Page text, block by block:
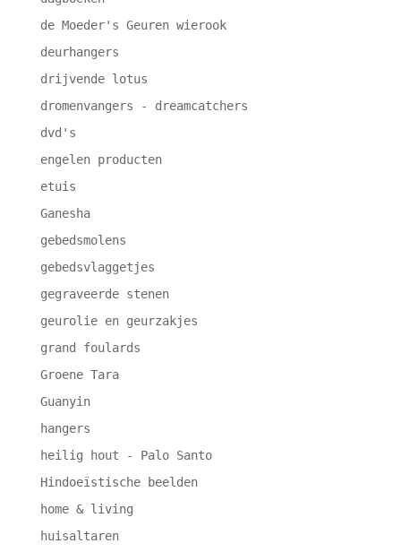
de Moeder's Geuren wierook
deurhangers
drijvende lotus
dromenvangers - dreamcatchers
dvd's
engelen producten
etuis
Ganesha
gebedsmolens
gebedsvlaggetjes
gegraveerde stenen
geurolie en geurzakjes
grand foulards
Groene Tara
Guanyin
hangers
heilig hout - Palo Santo
Hindoeïstische beelden
home & living
huisaltaren